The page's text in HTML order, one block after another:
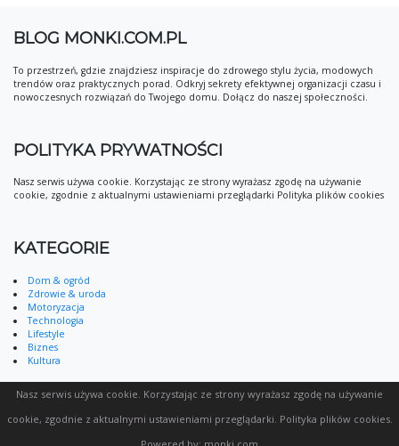
BLOG MONKI.COM.PL
To przestrzeń, gdzie znajdziesz inspiracje do zdrowego stylu życia, modowych
trendów oraz praktycznych porad. Odkryj sekrety efektywnej organizacji czasu i
nowoczesnych rozwiązań do Twojego domu. Dołącz do naszej społeczności.
POLITYKA PRYWATNOŚCI
Nasz serwis używa cookie. Korzystając ze strony wyrażasz zgodę na używanie
cookie, zgodnie z aktualnymi ustawieniami przeglądarki Polityka plików cookies
KATEGORIE
Dom & ogród
Zdrowie & uroda
Motoryzacja
Technologia
Lifestyle
Biznes
Kultura
Nasz serwis używa cookie. Korzystając ze strony wyrażasz zgodę na używanie
cookie, zgodnie z aktualnymi ustawieniami przeglądarki. Polityka plików cookies.